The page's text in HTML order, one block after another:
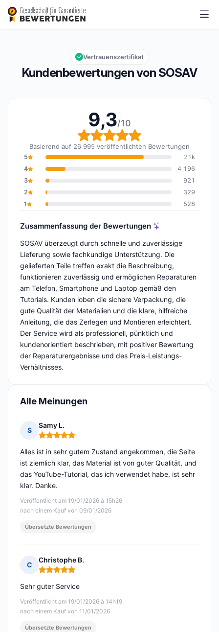
SOSAV
Gesamtbewertung: 9,3 von 10
9,3/10
Kundenbewertungen von SOSAV
Vertrauenszertifikat
9,3/10
Gesamtbewertung: 9,3
Basierend auf 26 995 veröffentlichten Bewertungen
5
21k
4
4 196
3
921
2
329
1
528
Zusammenfassung der Bewertungen
SOSAV überzeugt durch schnelle und zuverlässige
Lieferung sowie fachkundige Unterstützung. Die
gelieferten Teile treffen exakt die Beschreibung,
funktionieren zuverlässig und ermöglichen Reparaturen
am Telefon, Smartphone und Laptop gemäß den
Tutorials. Kunden loben die sichere Verpackung, die
gute Qualität der Materialien und die klare, hilfreiche
Anleitung, die das Zerlegen und Montieren erleichtert.
Der Service wird als professionell, pünktlich und
kundenorientiert beschrieben, mit positiver Bewertung
der Reparaturergebnisse und des Preis-Leistungs-
Verhältnisses.
Alle Meinungen
S
Samy L.
Hinweis: 5 von 5
Veröffentlicht am 19/01/2026 à 15h26
nach einem Kauf von 09/01/2026
Alles ist in sehr gutem Zustand angekommen, die Seite
ist ziemlich klar, das Material ist von guter Qualität, und
das YouTube-Tutorial, das ich verwendet habe, ist sehr
klar. Danke.
Übersetzte Bewertungen
C
Christophe B.
Hinweis: 5 von 5
Veröffentlicht am 19/01/2026 à 14h19
nach einem Kauf von 11/01/2026
Sehr guter Service
Übersetzte Bewertungen